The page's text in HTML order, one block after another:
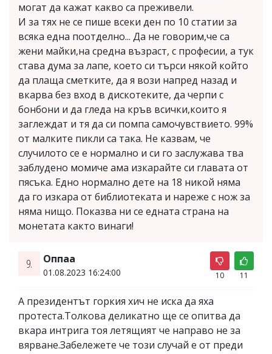
могат да кажат какво са преживели.
И за тях не се пише всеки ден по 10 статии за
всяка една поотделно... Да не говорим,че са
жени майки,на средна възраст, с професии, а тук
става дума за лапе, което си търси някой който
да плаща сметките, да я вози напред назад и
вкарва без вход в дискотеките, да черпи с
бонбони и да гледа на кръв всички,които я
заглеждат и тя да си помпа самочувствието. 99%
от малките пикли са така. Не казвам, че
случилото се е нормално и си го заслужава тва
заблудено момиче ама изкарайте си главата от
пясъка. Едно нормално дете на 18 никой няма
да го изкара от библиотеката и нареже с нож за
няма нищо. Показва ни се едната страна на
монетата както винаги!
9. Оппаа
01.08.2023 16:24:00 10 11
А президентът горкия хич не иска да яха
протеста.Толкова деликатно ще се опитва да
вкара интрига тоя летящият че направо не за
вярване.Забележете че този случай е от преди